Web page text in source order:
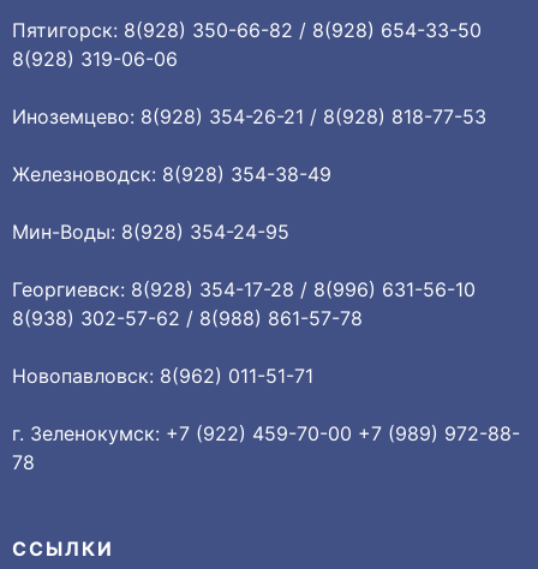
Пятигорск: 8(928) 350-66-82 / 8(928) 654-33-50
8(928) 319-06-06
Иноземцево: 8(928) 354-26-21 / 8(928) 818-77-53
Железноводск: 8(928) 354-38-49
Мин-Воды: 8(928) 354-24-95
Георгиевск: 8(928) 354-17-28 / 8(996) 631-56-10
8(938) 302-57-62 / 8(988) 861-57-78
Новопавловск: 8(962) 011-51-71
г. Зеленокумск: +7 (922) 459-70-00 +7 (989) 972-88-
78
ССЫЛКИ